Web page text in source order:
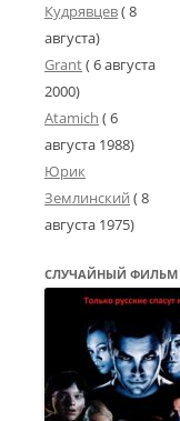
Кудрявцев( 8
августа)
Grant(6 августа
2000)
Atamich (6
августа 1988)
Юрик
Землинский (8
августа 1975)
СЛУЧАЙНЫЙ ФИЛЬМ